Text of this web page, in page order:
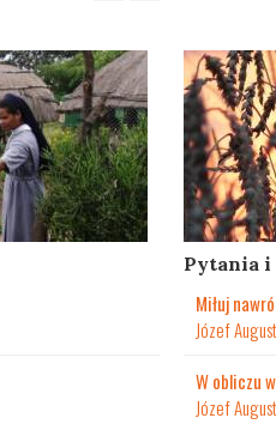
Pytania
Miłuj
Józef
W obliczu
Józef